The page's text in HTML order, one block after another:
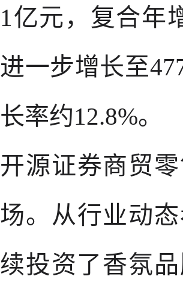
1亿元，复合年
进一步增长至
长率约12.8%。
开源证券商贸
场。从行业动
续投资了香氛